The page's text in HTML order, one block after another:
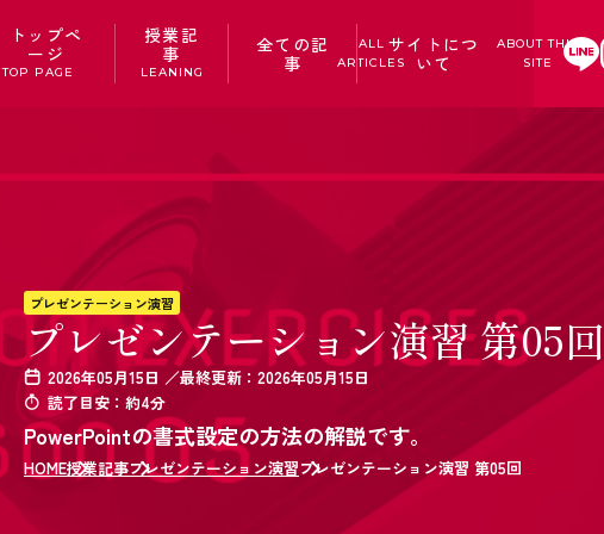
トップペ
ージ
TOP PAGE
授業記
事
LEANING
全ての記
事
ALL
ARTICLES
サイトにつ
いて
ABOUT THIS
SITE
プレゼンテーション演習
プレゼンテーション演習 第05回
2026年05月15日 ／最終更新：2026年05月15日
読了目安：約4分
PowerPointの書式設定の方法の解説です。
HOME授業記事プレゼンテーション演習プレゼンテーション演習 第05回